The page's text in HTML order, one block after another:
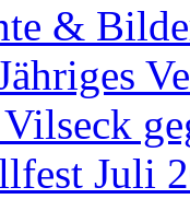
&
Juli